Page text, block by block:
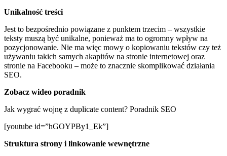
Unikalność treści
Jest to bezpośrednio powiązane z punktem trzecim – wszystkie
teksty muszą być unikalne, ponieważ ma to ogromny wpływ na
pozycjonowanie. Nie ma więc mowy o kopiowaniu tekstów czy też
używaniu takich samych akapitów na stronie internetowej oraz
stronie na Facebooku – może to znacznie skomplikować działania
SEO.
Zobacz wideo poradnik
Jak wygrać wojnę z duplicate content? Poradnik SEO
[youtube id=”hGOYPBy1_Ek”]
Struktura strony i linkowanie wewnętrzne